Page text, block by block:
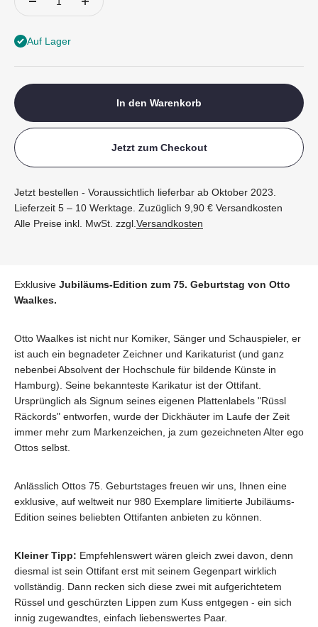
Auf Lager
In den Warenkorb
Jetzt zum Checkout
Jetzt bestellen - Voraussichtlich lieferbar ab Oktober 2023.
Lieferzeit 5 – 10 Werktage. Zuzüglich 9,90 € Versandkosten
Alle Preise inkl. MwSt. zzgl. Versandkosten
Exklusive Jubiläums-Edition zum 75. Geburtstag von Otto
Waalkes.
Otto Waalkes ist nicht nur Komiker, Sänger und Schauspieler, er
ist auch ein begnadeter Zeichner und Karikaturist (und ganz
nebenbei Absolvent der Hochschule für bildende Künste in
Hamburg). Seine bekannteste Karikatur ist der Ottifant.
Ursprünglich als Signum seines eigenen Plattenlabels "Rüssl
Räckords" entworfen, wurde der Dickhäuter im Laufe der Zeit
immer mehr zum Markenzeichen, ja zum gezeichneten Alter ego
Ottos selbst.
Anlässlich Ottos 75. Geburtstages freuen wir uns, Ihnen eine
exklusive, auf weltweit nur 980 Exemplare limitierte Jubiläums-
Edition seines beliebten Ottifanten anbieten zu können.
Kleiner Tipp: Empfehlenswert wären gleich zwei davon, denn
diesmal ist sein Ottifant erst mit seinem Gegenpart wirklich
vollständig. Dann recken sich diese zwei mit aufgerichtetem
Rüssel und geschürzten Lippen zum Kuss entgegen - ein sich
innig zugewandtes, einfach liebenswertes Paar.